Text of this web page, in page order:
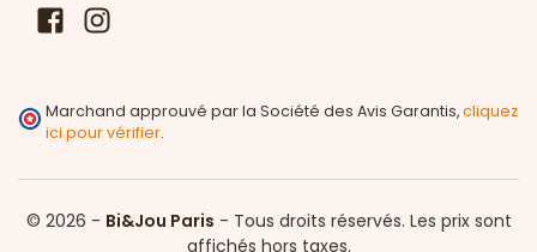
Facebook
Marchand approuvé par la Société des Avis Garantis,cliquez
ici pour vérifier.
© 2026 - Bi&Jou Paris - Tous droits réservés. Les prix sont
affichés hors taxes.